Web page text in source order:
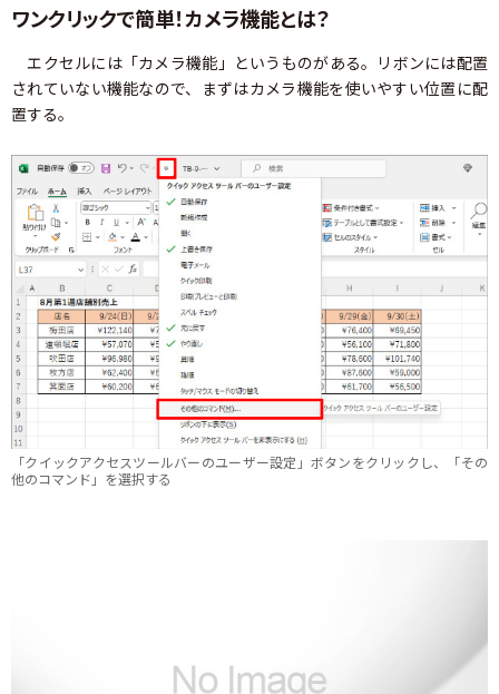
ワンクリックで簡単！カメラ機能とは？
エクセルには「カメラ機能」というものがある。リボンには配置
されていない機能なので、まずはカメラ機能を使いやすい位置に配
置する。
「クイックアクセスツールバーのユーザー設定」ボタンをクリックし、「その
他のコマンド」を選択する